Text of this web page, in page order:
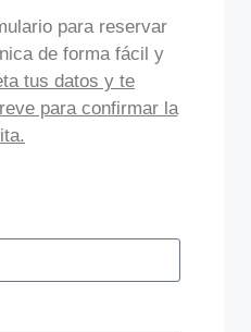
para reservar
de forma fácil y
tus datos y te
para confirmar la